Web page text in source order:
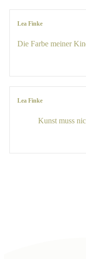
Lea Finke
Die Farbe meiner
Lea Finke
Kunst muss